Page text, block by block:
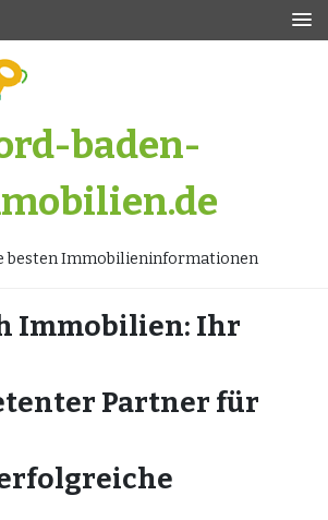
baden-
besten Immobilieninformationen
Immobilien: Ihr
Partner für